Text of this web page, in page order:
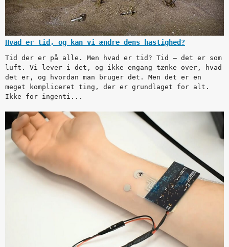
Hvad er tid, og kan vi ændre dens hastighed?
Tid der er på alle. Men hvad er tid? Tid — det er som
luft. Vi lever i det, og ikke engang tænke over, hvad
det er, og hvordan man bruger det. Men det er en
meget kompliceret ting, der er grundlaget for alt.
Ikke for ingenti...